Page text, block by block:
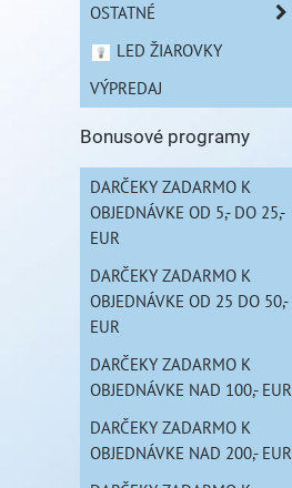
OSTATNÉ
LED ŽIAROVKY
VÝPREDAJ
Bonusové programy
DARČEKY ZADARMO K
OBJEDNÁVKE OD 5,- DO 25,-
EUR
DARČEKY ZADARMO K
OBJEDNÁVKE OD 25 DO 50,-
EUR
DARČEKY ZADARMO K
OBJEDNÁVKE NAD 100,- EUR
DARČEKY ZADARMO K
OBJEDNÁVKE NAD 200,- EUR